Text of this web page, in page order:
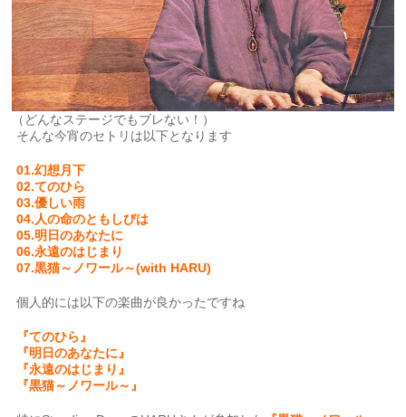
（どんなステージでもブレない！）
そんな今宵のセトリは以下となります
01.幻想月下
02.てのひら
03.優しい雨
04.人の命のともしびは
05.明日のあなたに
06.永遠のはじまり
07.黒猫～ノワール～(with HARU)
個人的には以下の楽曲が良かったですね
『てのひら』
『明日のあなたに』
『永遠のはじまり』
『黒猫～ノワール～』